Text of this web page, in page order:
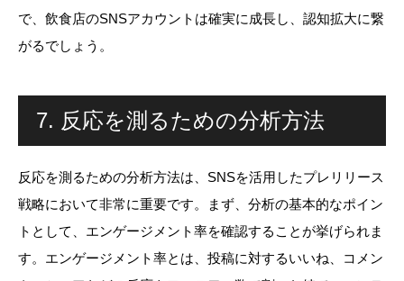
で、飲食店のSNSアカウントは確実に成長し、認知拡大に繋
がるでしょう。
7. 反応を測るための分析方法
反応を測るための分析方法は、SNSを活用したプレリリース
戦略において非常に重要です。まず、分析の基本的なポイン
トとして、エンゲージメント率を確認することが挙げられま
す。エンゲージメント率とは、投稿に対するいいね、コメン